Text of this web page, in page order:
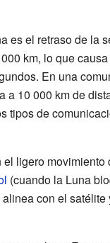
es el retraso de la
km, lo que
En una
a 10 000 km de
tipos de
ligero movimiento
(cuando la Luna
con el